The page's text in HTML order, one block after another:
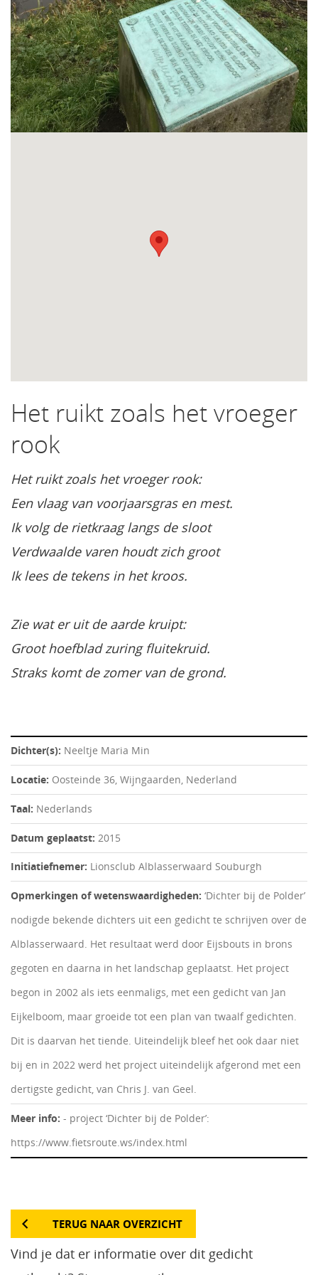
Het ruikt zoals het vroeger
rook
Het ruikt zoals het vroeger rook:
Een vlaag van voorjaarsgras en mest.
Ik volg de rietkraag langs de sloot
Verdwaalde varen houdt zich groot
Ik lees de tekens in het kroos.
Zie wat er uit de aarde kruipt:
Groot hoefblad zuring fluitekruid.
Straks komt de zomer van de grond.
Dichter(s): Neeltje Maria Min
Locatie: Oosteinde 36, Wijngaarden, Nederland
Taal: Nederlands
Datum geplaatst: 2015
Initiatiefnemer: Lionsclub Alblasserwaard Souburgh
Opmerkingen of wetenswaardigheden: ‘Dichter bij de Polder’
nodigde bekende dichters uit een gedicht te schrijven over de
Alblasserwaard. Het resultaat werd door Eijsbouts in brons
gegoten en daarna in het landschap geplaatst. Het project
begon in 2002 als iets eenmaligs, met een gedicht van Jan
Eijkelboom, maar groeide tot een plan van twaalf gedichten.
Dit is daarvan het tiende. Uiteindelijk bleef het ook daar niet
bij en in 2022 werd het project uiteindelijk afgerond met een
dertigste gedicht, van Chris J. van Geel.
Meer info: - project ‘Dichter bij de Polder’:
https://www.fietsroute.ws/index.html
TERUG NAAR OVERZICHT
Vind je dat er informatie over dit gedicht